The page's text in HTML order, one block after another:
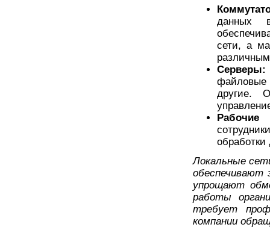
данных
сети, а
Серверы:
файловые
другие.
Рабочие
обработки
Локальные
обеспечивают
упрощают
работы
требует
компании